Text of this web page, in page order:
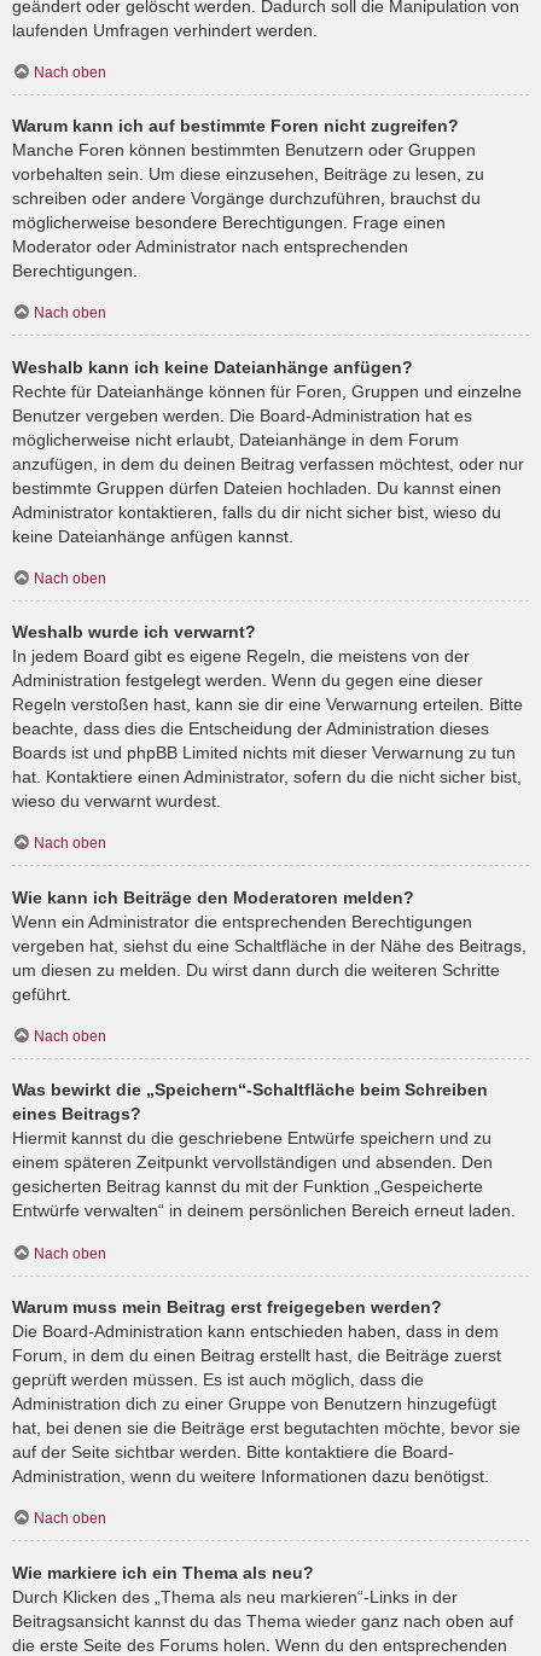
geändert oder gelöscht werden. Dadurch soll die Manipulation von
laufenden Umfragen verhindert werden.
Nach oben
Warum kann ich auf bestimmte Foren nicht zugreifen?
Manche Foren können bestimmten Benutzern oder Gruppen
vorbehalten sein. Um diese einzusehen, Beiträge zu lesen, zu
schreiben oder andere Vorgänge durchzuführen, brauchst du
möglicherweise besondere Berechtigungen. Frage einen
Moderator oder Administrator nach entsprechenden
Berechtigungen.
Nach oben
Weshalb kann ich keine Dateianhänge anfügen?
Rechte für Dateianhänge können für Foren, Gruppen und einzelne
Benutzer vergeben werden. Die Board-Administration hat es
möglicherweise nicht erlaubt, Dateianhänge in dem Forum
anzufügen, in dem du deinen Beitrag verfassen möchtest, oder nur
bestimmte Gruppen dürfen Dateien hochladen. Du kannst einen
Administrator kontaktieren, falls du dir nicht sicher bist, wieso du
keine Dateianhänge anfügen kannst.
Nach oben
Weshalb wurde ich verwarnt?
In jedem Board gibt es eigene Regeln, die meistens von der
Administration festgelegt werden. Wenn du gegen eine dieser
Regeln verstoßen hast, kann sie dir eine Verwarnung erteilen. Bitte
beachte, dass dies die Entscheidung der Administration dieses
Boards ist und phpBB Limited nichts mit dieser Verwarnung zu tun
hat. Kontaktiere einen Administrator, sofern du die nicht sicher bist,
wieso du verwarnt wurdest.
Nach oben
Wie kann ich Beiträge den Moderatoren melden?
Wenn ein Administrator die entsprechenden Berechtigungen
vergeben hat, siehst du eine Schaltfläche in der Nähe des Beitrags,
um diesen zu melden. Du wirst dann durch die weiteren Schritte
geführt.
Nach oben
Was bewirkt die „Speichern“-Schaltfläche beim Schreiben
eines Beitrags?
Hiermit kannst du die geschriebene Entwürfe speichern und zu
einem späteren Zeitpunkt vervollständigen und absenden. Den
gesicherten Beitrag kannst du mit der Funktion „Gespeicherte
Entwürfe verwalten“ in deinem persönlichen Bereich erneut laden.
Nach oben
Warum muss mein Beitrag erst freigegeben werden?
Die Board-Administration kann entschieden haben, dass in dem
Forum, in dem du einen Beitrag erstellt hast, die Beiträge zuerst
geprüft werden müssen. Es ist auch möglich, dass die
Administration dich zu einer Gruppe von Benutzern hinzugefügt
hat, bei denen sie die Beiträge erst begutachten möchte, bevor sie
auf der Seite sichtbar werden. Bitte kontaktiere die Board-
Administration, wenn du weitere Informationen dazu benötigst.
Nach oben
Wie markiere ich ein Thema als neu?
Durch Klicken des „Thema als neu markieren“-Links in der
Beitragsansicht kannst du das Thema wieder ganz nach oben auf
die erste Seite des Forums holen. Wenn du den entsprechenden